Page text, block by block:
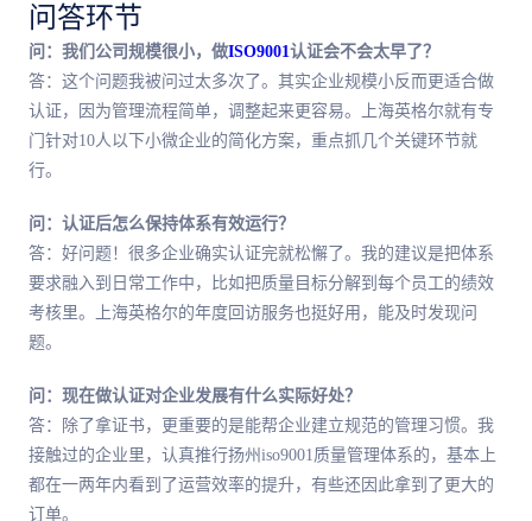
问答环节
问：我们公司规模很小，做ISO9001认证会不会太早了？
答：这个问题我被问过太多次了。其实企业规模小反而更适合做
认证，因为管理流程简单，调整起来更容易。上海英格尔就有专
门针对10人以下小微企业的简化方案，重点抓几个关键环节就
行。
问：认证后怎么保持体系有效运行？
答：好问题！很多企业确实认证完就松懈了。我的建议是把体系
要求融入到日常工作中，比如把质量目标分解到每个员工的绩效
考核里。上海英格尔的年度回访服务也挺好用，能及时发现问
题。
问：现在做认证对企业发展有什么实际好处？
答：除了拿证书，更重要的是能帮企业建立规范的管理习惯。我
接触过的企业里，认真推行扬州iso9001质量管理体系的，基本上
都在一两年内看到了运营效率的提升，有些还因此拿到了更大的
订单。